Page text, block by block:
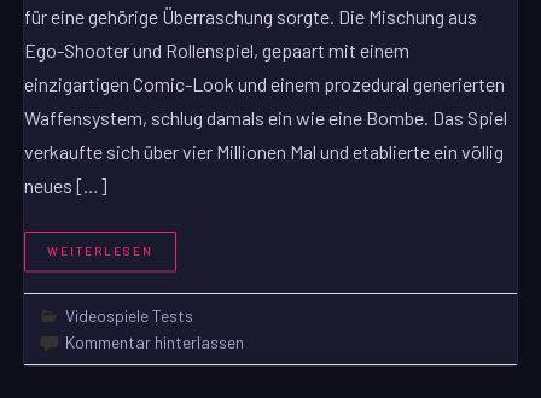
für eine gehörige Überraschung sorgte. Die Mischung aus
Ego-Shooter und Rollenspiel, gepaart mit einem
einzigartigen Comic-Look und einem prozedural generierten
Waffensystem, schlug damals ein wie eine Bombe. Das Spiel
verkaufte sich über vier Millionen Mal und etablierte ein völlig
neues […]
WEITERLESEN
Videospiele Tests
Kommentar hinterlassen